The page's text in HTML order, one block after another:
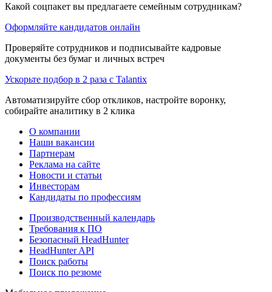
Какой соцпакет вы предлагаете семейным сотрудникам?
Оформляйте кандидатов онлайн
Проверяйте сотрудников и подписывайте кадровые
документы без бумаг и личных встреч
Ускорьте подбор в 2 раза с Talantix
Автоматизируйте сбор откликов, настройте воронку,
собирайте аналитику в 2 клика
О компании
Наши вакансии
Партнерам
Реклама на сайте
Новости и статьи
Инвесторам
Кандидаты по профессиям
Производственный календарь
Требования к ПО
Безопасный HeadHunter
HeadHunter API
Поиск работы
Поиск по резюме